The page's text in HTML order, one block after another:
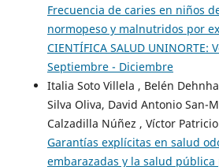
Frecuencia de caries en niños
normopeso y malnutridos por
CIENTÍFICA SALUD UNINORTE:
Septiembre - Diciembre
Italia Soto Villela , Belén
Silva Oliva, David Antonio San-
Calzadilla Núñez , Víctor
Garantías explícitas en salud
embarazadas y la salud